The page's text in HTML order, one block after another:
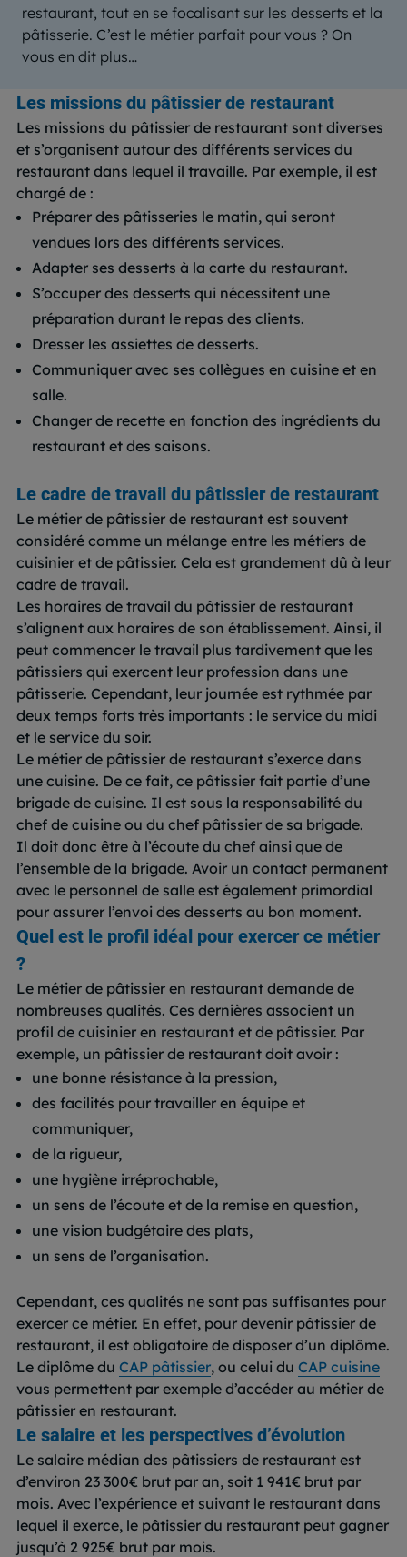
restaurant, tout en se focalisant sur les desserts et la
pâtisserie. C’est le métier parfait pour vous ? On
vous en dit plus…
Les missions du pâtissier de restaurant
Les missions du pâtissier de restaurant sont diverses
et s’organisent autour des différents services du
restaurant dans lequel il travaille. Par exemple, il est
chargé de :
Préparer des pâtisseries le matin, qui seront
vendues lors des différents services.
Adapter ses desserts à la carte du restaurant.
S’occuper des desserts qui nécessitent une
préparation durant le repas des clients.
Dresser les assiettes de desserts.
Communiquer avec ses collègues en cuisine et en
salle.
Changer de recette en fonction des ingrédients du
restaurant et des saisons.
Le cadre de travail du pâtissier de restaurant
Le métier de pâtissier de restaurant est souvent
considéré comme un mélange entre les métiers de
cuisinier et de pâtissier. Cela est grandement dû à leur
cadre de travail.
Les horaires de travail du pâtissier de restaurant
s’alignent aux horaires de son établissement. Ainsi, il
peut commencer le travail plus tardivement que les
pâtissiers qui exercent leur profession dans une
pâtisserie. Cependant, leur journée est rythmée par
deux temps forts très importants : le service du midi
et le service du soir.
Le métier de pâtissier de restaurant s’exerce dans
une cuisine. De ce fait, ce pâtissier fait partie d’une
brigade de cuisine. Il est sous la responsabilité du
chef de cuisine ou du chef pâtissier de sa brigade.
Il doit donc être à l’écoute du chef ainsi que de
l’ensemble de la brigade. Avoir un contact permanent
avec le personnel de salle est également primordial
pour assurer l’envoi des desserts au bon moment.
Quel est le profil idéal pour exercer ce métier
?
Le métier de pâtissier en restaurant demande de
nombreuses qualités. Ces dernières associent un
profil de cuisinier en restaurant et de pâtissier. Par
exemple, un pâtissier de restaurant doit avoir :
une bonne résistance à la pression,
des facilités pour travailler en équipe et
communiquer,
de la rigueur,
une hygiène irréprochable,
un sens de l’écoute et de la remise en question,
une vision budgétaire des plats,
un sens de l’organisation.
Cependant, ces qualités ne sont pas suffisantes pour
exercer ce métier. En effet, pour devenir pâtissier de
restaurant, il est obligatoire de disposer d’un diplôme.
Le diplôme du CAP pâtissier, ou celui du CAP cuisine
vous permettent par exemple d’accéder au métier de
pâtissier en restaurant.
Le salaire et les perspectives d’évolution
Le salaire médian des pâtissiers de restaurant est
d’environ 23 300€ brut par an, soit 1 941€ brut par
mois. Avec l’expérience et suivant le restaurant dans
lequel il exerce, le pâtissier du restaurant peut gagner
jusqu’à 2 925€ brut par mois.